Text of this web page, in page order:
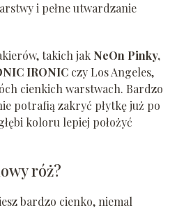
i pełne utwardzanie
takich jak NeOn Pinky,
IRONICczy Los Angeles,
cienkich warstwach. Bardzo
potrafią zakryć płytkę już po
koloru lepiej położyć
róż?
bardzo cienko, niemal